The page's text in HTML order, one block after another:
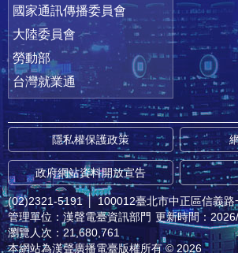
國家通訊傳播委員會
大陸委員會
勞動部
台灣就業通
隱私權保護政策
政府網站資料開放宣告
(02)2321-5191 │ 100012臺北市中正區信義路
管理單位：漢聲電臺資訊部門 更新時間：
瀏覽人次：21,680,761
本網站為漢聲廣播電臺版權所有 © 2026